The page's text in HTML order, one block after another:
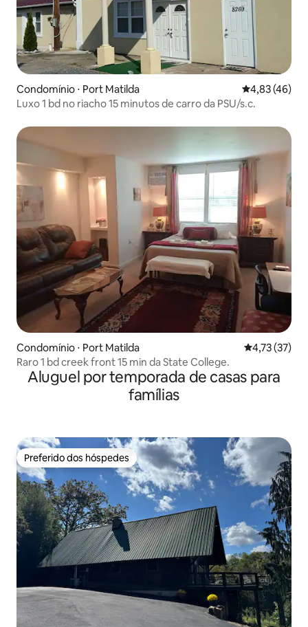
Condomínio ⋅ Port Matilda 4,83 de uma
4,83 (46)
Luxo 1 bd no riacho 15 minutos de carro da PSU/s.c.
Condomínio ⋅ Port Matilda 4,73 de uma
4,73 (37)
Raro 1 bd creek front 15 min da State College.
Aluguel por temporada de casas para
famílias
Preferido dos hóspedes
Preferido dos hóspedes